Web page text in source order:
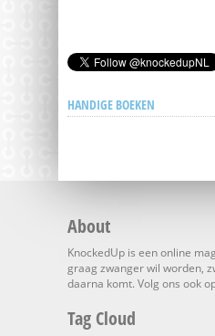
HANDIGE BOEKEN
About
KnockedUp is een online
graag zwanger wil worden,
daarna komt. Volg ons ook
Tag Cloud